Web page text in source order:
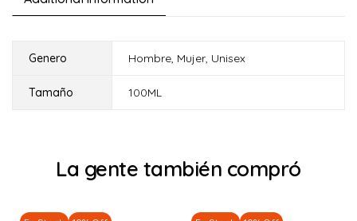
Genero Hombre, Mujer, Unisex
Tamaño 100ML
La gente también compró